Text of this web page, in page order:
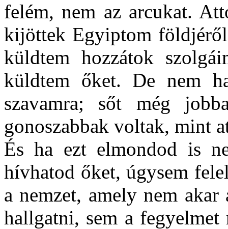
felém, nem az arcukat.
kijöttek Egyiptom
küldtem hozzátok
küldtem őket. De nem
szavamra; sőt még
gonoszabbak voltak, mint
És ha ezt elmondod is
hívhatod őket, úgysem
a nemzet, amely nem
hallgatni, sem a